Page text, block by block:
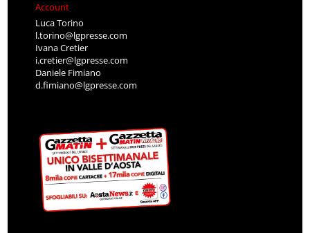
Account
Luca Torino
l.torino@lgpresse.com
Ivana Cretier
i.cretier@lgpresse.com
Daniele Fimiano
d.fimiano@lgpresse.com